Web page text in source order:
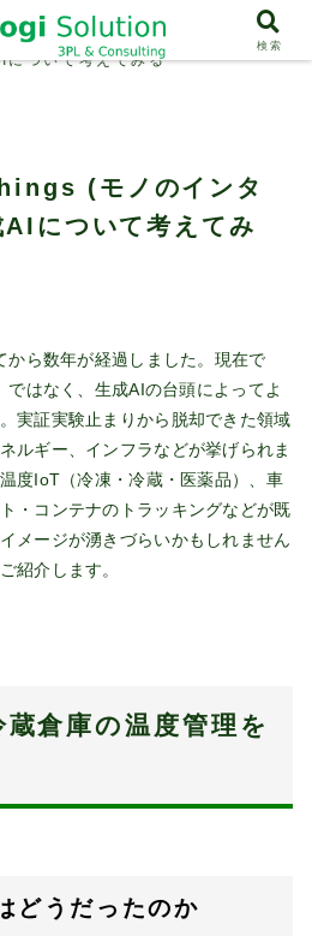
Internet of Things (モノの
ついて考えてみる
(モノのインタ
について考えてみ
ら数年が経過しました。現在で
はなく、生成AIの台頭によってよ
実証実験止まりから脱却できた領域
ルギー、インフラなどが挙げられま
度IoT（冷凍・冷蔵・医薬品）、車
・コンテナのトラッキングなどが既
メージが湧きづらいかもしれません
紹介します。
倉庫の温度管理を
どうだったのか
検索